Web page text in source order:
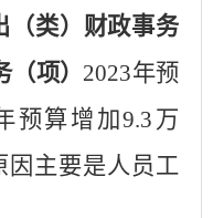
（类）财政事务
项） 2023年预
预算增加9.3 万
因主要是人员工